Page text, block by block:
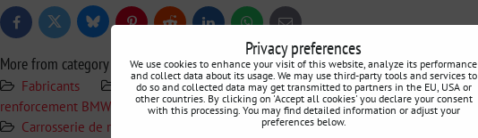
FacebookTwitter BlueskyPinterestReddit LinkedInWhatsApp
E-
More from category
Fabricants Swagier Recherche par voiture BMW E30
renforcement BMW E30
BMW E36 Renforts de carrosserie BMW E36
Carrosserie de renforts
Renforts et kits de renforcement
Privacy preferences
We use cookies to enhance your visit of this website, analyze its performance
and collect data about its usage. We may use third-party tools and services to
do so and collected data may get transmitted to partners in the EU, USA or
other countries. By clicking on 'Accept all cookies' you declare your consent
with this processing. You may find detailed information or adjust your
preferences below.